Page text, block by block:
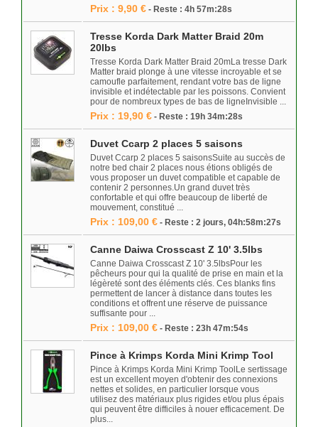
Prix : 9,90 € - Reste : 4h 57m:28s
Tresse Korda Dark Matter Braid 20m
20lbs
Tresse Korda Dark Matter Braid 20mLa tresse Dark
Matter braid plonge à une vitesse incroyable et se
camoufle parfaitement, rendant votre bas de ligne
invisible et indétectable par les poissons. Convient
pour de nombreux types de bas de ligneInvisible ...
Prix : 19,90 € - Reste : 19h 34m:28s
Duvet Ccarp 2 places 5 saisons
Duvet Ccarp 2 places 5 saisonsSuite au succès de
notre bed chair 2 places nous étions obligés de
vous proposer un duvet compatible et capable de
contenir 2 personnes.Un grand duvet très
confortable et qui offre beaucoup de liberté de
mouvement, constitué ...
Prix : 109,00 € - Reste : 2 jours, 04h:58m:27s
Canne Daiwa Crosscast Z 10' 3.5lbs
Canne Daiwa Crosscast Z 10' 3.5lbsPour les
pêcheurs pour qui la qualité de prise en main et la
légèreté sont des éléments clés. Ces blanks fins
permettent de lancer à distance dans toutes les
conditions et offrent une réserve de puissance
suffisante pour ...
Prix : 109,00 € - Reste : 23h 47m:54s
Pince à Krimps Korda Mini Krimp Tool
Pince à Krimps Korda Mini Krimp ToolLe sertissage
est un excellent moyen d'obtenir des connexions
nettes et solides, en particulier lorsque vous
utilisez des matériaux plus rigides et/ou plus épais
qui peuvent être difficiles à nouer efficacement. De
plus...